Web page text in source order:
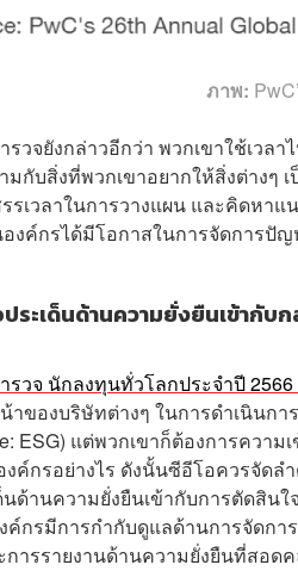
ภาพ:
รวจยังกล่าวอีกว่า พวกเขาใช้เวล
กับสิ่งที่พวกเขาอยากให้สิ่งต่างๆ
รเวลาในการวางแผน และคิดหา
งค์กรได้มีโอกาสในการจัดการปั
ระเด็นด้านความยั่งยืนเข้ากับ
รวจ นักลงทุนทั่วโลกประจำปี 2566
าของบริษัทต่างๆ ในการดำเนินกา
ESG) แต่พวกเขาก็ต้องการควา
ค์กรอย่างไร ดังนั้นซีอีโอควรจัดล
ด้านความยั่งยืนเข้ากับการตัดสินใ
ค์กรมีการกำกับดูแลด้านการจัดกา
การรายงานด้านความยั่งยืนที่สอด